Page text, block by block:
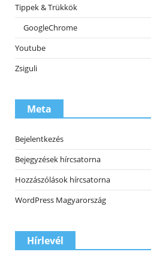
Tippek & Trükkök
GoogleChrome
Youtube
Zsiguli
Meta
Bejelentkezés
Bejegyzések hírcsatorna
Hozzászólások hírcsatorna
WordPress Magyarország
Hírlevél